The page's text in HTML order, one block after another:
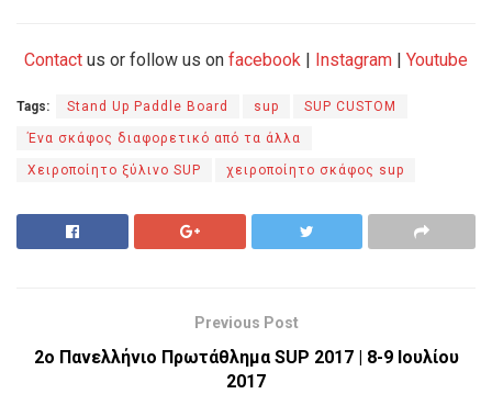
Contact us or follow us on facebook | Instagram | Youtube
Tags: Stand Up Paddle Board sup SUP CUSTOM
Ένα σκάφος διαφορετικό από τα άλλα
Χειροποίητο ξύλινο SUP χειροποίητο σκάφος sup
Previous Post
2o Πανελλήνιο Πρωτάθλημα SUP 2017 | 8-9 Ιουλίου
2017